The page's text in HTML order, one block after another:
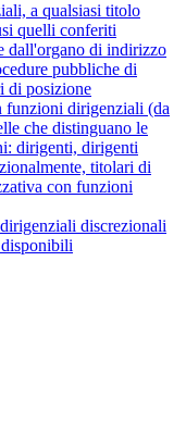
a qualsiasi titolo
quelli conferiti
dall'organo di indirizzo
pubbliche di
di posizione
funzioni dirigenziali (da
che distinguano le
dirigenti, dirigenti
titolari di
con funzioni
discrezionali